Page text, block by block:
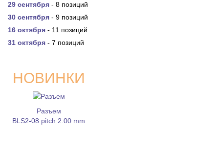
29 сентября - 8 позиций
30 сентября - 9 позиций
16 октября - 11 позиций
31 октября - 7 позиций
НОВИНКИ
Разъем
BLS2-08 pitch 2.00 mm